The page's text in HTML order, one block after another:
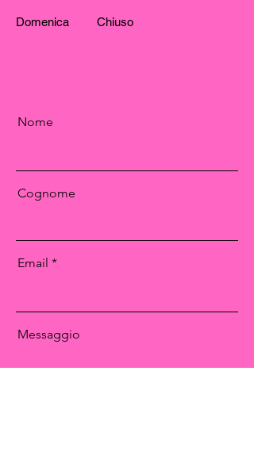
Domenica Chiuso
Nome
Cognome
Email
Messaggio